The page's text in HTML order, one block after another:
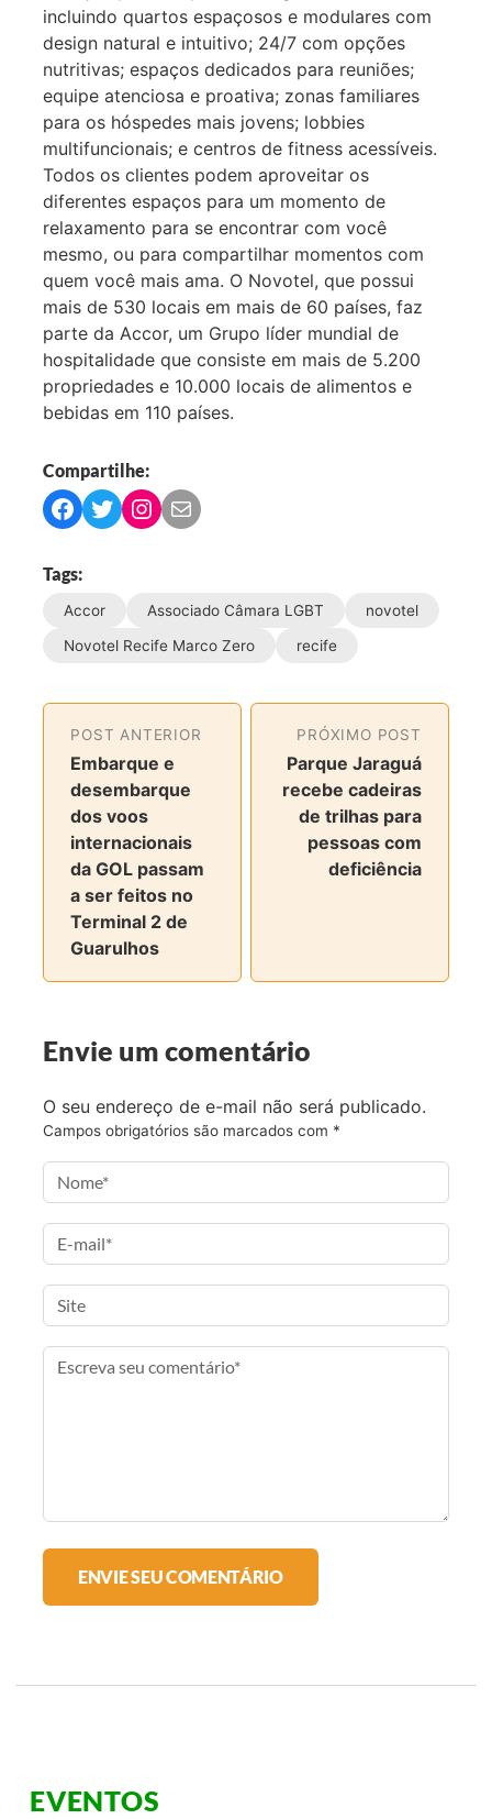
incluindo quartos espaçosos e modulares com
design natural e intuitivo; 24/7 com opções
nutritivas; espaços dedicados para reuniões;
equipe atenciosa e proativa; zonas familiares
para os hóspedes mais jovens; lobbies
multifuncionais; e centros de fitness acessíveis.
Todos os clientes podem aproveitar os
diferentes espaços para um momento de
relaxamento para se encontrar com você
mesmo, ou para compartilhar momentos com
quem você mais ama. O Novotel, que possui
mais de 530 locais em mais de 60 países, faz
parte da Accor, um Grupo líder mundial de
hospitalidade que consiste em mais de 5.200
propriedades e 10.000 locais de alimentos e
bebidas em 110 países.
Compartilhe:
C
p
a
r
h
a
r
n
o
F
a
c
e
b
k
C
r
h
a
r
n
o
T
w
i
t
t
C
a
r
h
a
r
o
I
n
s
t
a
a
C
a
r
h
a
a
Tags:
Accor Associado Câmara LGBT
novotel
Novotel Recife Marco Zero
recife
POST ANTERIOR
Embarque e
desembarque
dos voos
internacionais
da GOL passam
a ser feitos no
Terminal 2 de
Guarulhos
PRÓXIMO POST
Parque Jaraguá
recebe cadeiras
de trilhas para
pessoas com
deficiência
Envie um comentário
O seu endereço de e-mail não será publicado.
Campos obrigatórios são marcados com *
EVENTOS